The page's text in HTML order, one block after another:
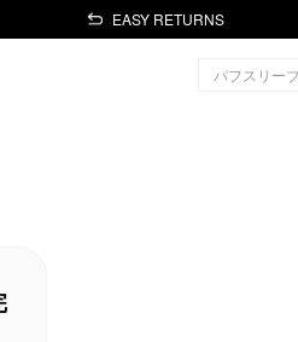
EASY RETURNS